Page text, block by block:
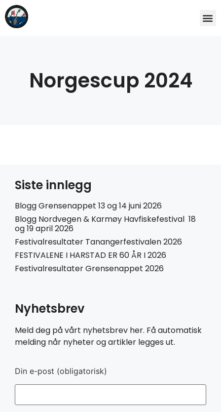
Norgescup 2024
Siste innlegg
Blogg Grensenappet 13 og 14 juni 2026
Blogg Nordvegen & Karmøy Havfiskefestival 18
og 19 april 2026
Festivalresultater Tanangerfestivalen 2026
FESTIVALENE I HARSTAD ER 60 ÅR I 2026
Festivalresultater Grensenappet 2026
Nyhetsbrev
Meld deg på vårt nyhetsbrev her. Få automatisk
melding når nyheter og artikler legges ut.
Din e-post (obligatorisk)